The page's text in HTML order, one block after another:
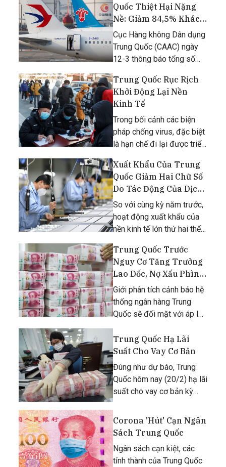
hưởng của Covid-19.
Quốc Thiệt Hại Nặng
Nề: Giảm 84,5% Khách
Trong Tháng 2
Cục Hàng không Dân dụng
Trung Quốc (CAAC) ngày
12-3 thông báo tổng số
giảm 84,5% còn 8,34 triệu
người trong tháng 2 so với
cùng kỳ năm ngoái vì dịch
bệnh từ virus corona chủng
Trung Quốc Rục Rịch
Khởi Động Lại Nền
Kinh Tế
Trong bối cảnh các biện
pháp chống virus, đặc biệt
là hạn chế đi lại được triển
khôi phục chỉ là 80% hoặc
thấp hơn.
Xuất Khẩu Của Trung
Quốc Giảm Hai Chữ Số
Do Tác Động Của Dịch
Covid-19
So với cùng kỳ năm trước,
hoạt động xuất khẩu của
nền kinh tế lớn thứ hai thế
tháng Một và tháng Hai,
xuống mức hơn 292 tỷ
USD.
Trung Quốc Trước
Nguy Cơ Tăng Trưởng
Lao Dốc, Nợ Xấu Phình
To Vì Virus Corona
Giới phân tích cảnh báo hệ
thống ngân hàng Trung
Quốc sẽ đối mặt với áp lực
Trung Quốc Hạ Lãi
Suất Cho Vay Cơ Bản
Đúng như dự báo, Trung
Quốc hôm nay (20/2) hạ lãi
suất cho vay cơ bản kỳ
xuống 4,05%.
Corona 'Hút' Cạn Ngân
Sách Trung Quốc
Ngân sách cạn kiệt, các
tỉnh thành của Trung Quốc